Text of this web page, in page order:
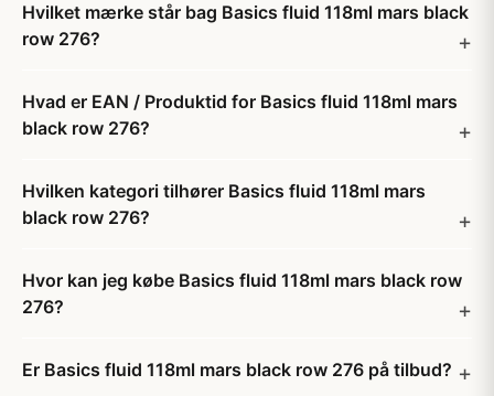
Hvilket mærke står bag Basics fluid 118ml mars black
row 276?
Hvad er EAN / Produktid for Basics fluid 118ml mars
black row 276?
Hvilken kategori tilhører Basics fluid 118ml mars
black row 276?
Hvor kan jeg købe Basics fluid 118ml mars black row
276?
Er Basics fluid 118ml mars black row 276 på tilbud?